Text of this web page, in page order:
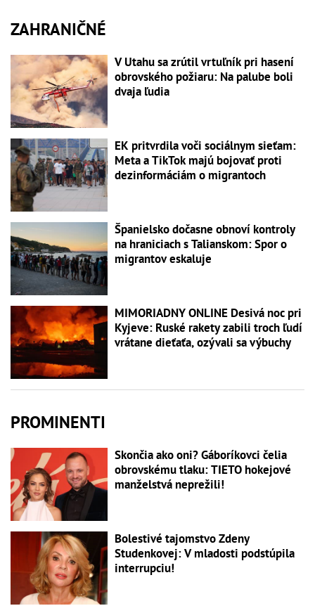
ZAHRANIČNÉ
V Utahu sa zrútil vrtuľník pri hasení
obrovského požiaru: Na palube boli
dvaja ľudia
EK pritvrdila voči sociálnym sieťam:
Meta a TikTok majú bojovať proti
dezinformáciám o migrantoch
Španielsko dočasne obnoví kontroly
na hraniciach s Talianskom: Spor o
migrantov eskaluje
MIMORIADNY ONLINE Desivá noc pri
Kyjeve: Ruské rakety zabili troch ľudí
vrátane dieťaťa, ozývali sa výbuchy
PROMINENTI
Skončia ako oni? Gáboríkovci čelia
obrovskému tlaku: TIETO hokejové
manželstvá neprežili!
Bolestivé tajomstvo Zdeny
Studenkovej: V mladosti podstúpila
interrupciu!